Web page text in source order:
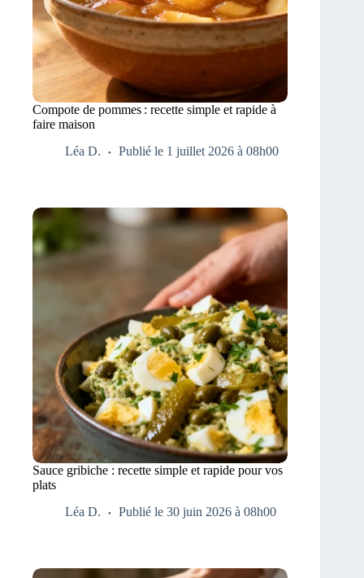
Compote de pommes : recette simple et rapide à
faire maison
Léa D.
Publié le 1 juillet 2026 à 08h00
Sauce gribiche : recette simple et rapide pour vos
plats
Léa D.
Publié le 30 juin 2026 à 08h00